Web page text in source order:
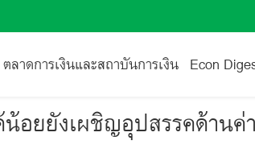
ตลาดการเงินและสถาบันการเงิน Econ
อยยังเผชิญอุปสรรคด้าน